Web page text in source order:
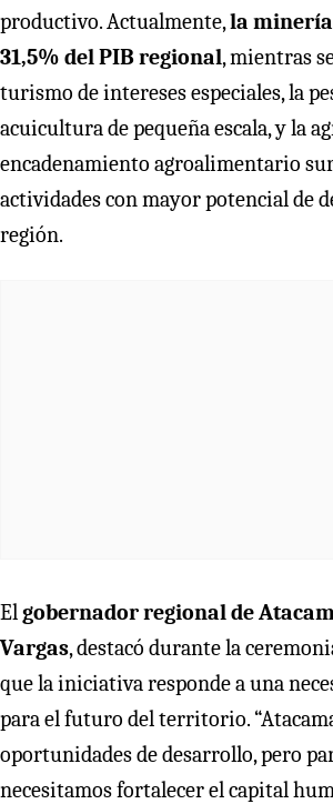
productivo. Actualmente,la
31,5% del PIB regional, mientras
turismo de intereses especiales, la
acuicultura de pequeña escala, y la
encadenamiento agroalimentario
actividades con mayor potencial de
región.
El gobernador regional de
Vargas, destacó durante la
que la iniciativa responde a una
para el futuro del territorio.
oportunidades de desarrollo, pero
necesitamos fortalecer el capital